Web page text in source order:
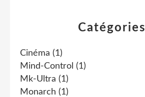
Catégories
Cinéma (1)
Mind-Control (1)
Mk-Ultra (1)
Monarch (1)